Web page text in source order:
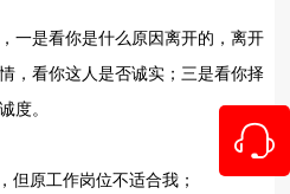
一是看你是什么原因离开的，离开
，看你这人是否诚实；三是看你择
度。
但原工作岗位不适合我；